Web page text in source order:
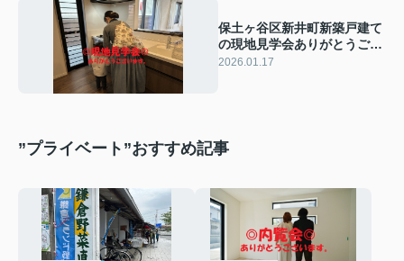
保土ヶ谷区新井町新築戸建て
の現地見学会ありがとうござ
います。
2026.01.17
”プライベート”おすすめ記事